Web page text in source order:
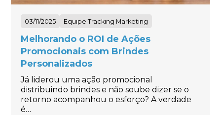
03/11/2025 Equipe Tracking Marketing
Melhorando o ROI de Ações
Promocionais com Brindes
Personalizados
Já liderou uma ação promocional
distribuindo brindes e não soube dizer se o
retorno acompanhou o esforço? A verdade
é…